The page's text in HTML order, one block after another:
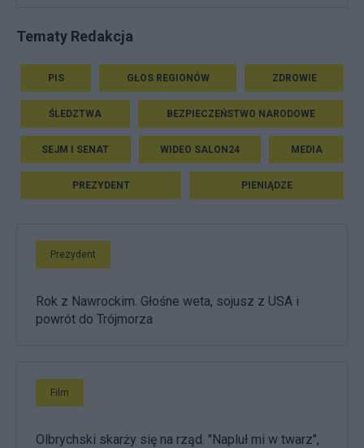
Tematy Redakcja
PIS GŁOS REGIONÓW ZDROWIE
ŚLEDZTWA BEZPIECZEŃSTWO NARODOWE
SEJM I SENAT WIDEO SALON24 MEDIA
PREZYDENT PIENIĄDZE
Prezydent
Rok z Nawrockim. Głośne weta, sojusz z USA i
powrót do Trójmorza
Film
Olbrychski skarży się na rząd. "Napluł mi w twarz",